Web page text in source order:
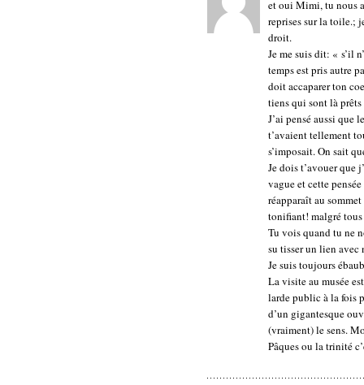
et oui Mimi, tu nous
reprises sur la toile.;
droit.
Je me suis dit: « s’il
temps est pris autre
doit accaparer ton
tiens qui sont là
J’ai pensé aussi que
t’avaient tellement
s’imposait. On sait
Je dois t’avouer que
vague et cette
réapparaît au
tonifiant! malgré
Tu vois quand tu ne
su tisser un lien avec
Je suis toujours
La visite au musée
larde public à la fois
d’un gigantesque
(vraiment) le sens.
Pâques ou la trinité